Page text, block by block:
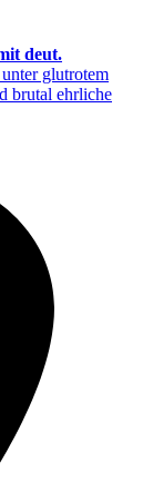
deut.
glutrotem
brutal ehrliche